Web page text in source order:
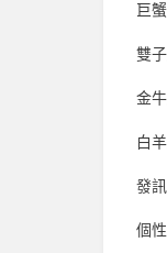
巨
雙
金
白
發
個